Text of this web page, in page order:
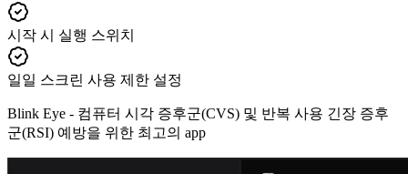
시작 시 실행 스위치
일일 스크린 사용 제한 설정
Blink Eye - 컴퓨터 시각 증후군(CVS) 및 반복 사용 긴장 증후
군(RSI) 예방을 위한 최고의 app